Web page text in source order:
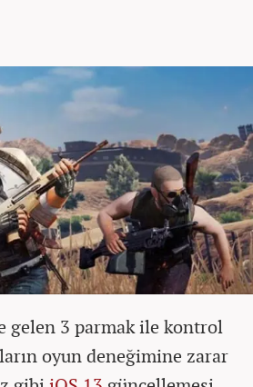
gelen 3 parmak ile kontrol
oyun deneğimine zarar